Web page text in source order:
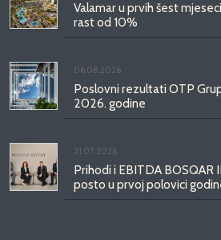
Valamar u prvih šest
rast od 10%
06.08.2026.
Poslovni rezultati OTP
2026. godine
31.07.2026.
Prihodi i EBITDA BOSQAR
posto u prvoj polovici